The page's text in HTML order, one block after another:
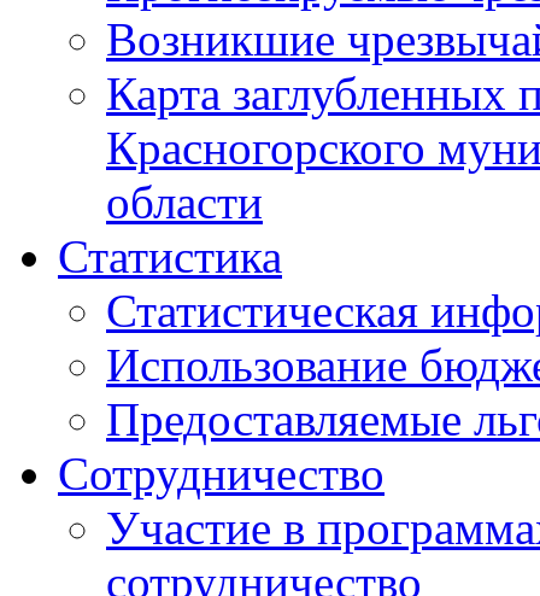
Возникшие
Карта
Красногорского
области
Статистика
Статистическая
Использование
Предоставляемые
Сотрудничество
Участие в
сотрудничество